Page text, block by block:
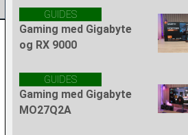
GUIDES
Gaming med Gigabyte
og RX 9000
GUIDES
Gaming med Gigabyte
MO27Q2A